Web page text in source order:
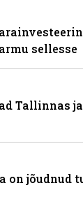
sellesse
Tallinnas
jõudnud